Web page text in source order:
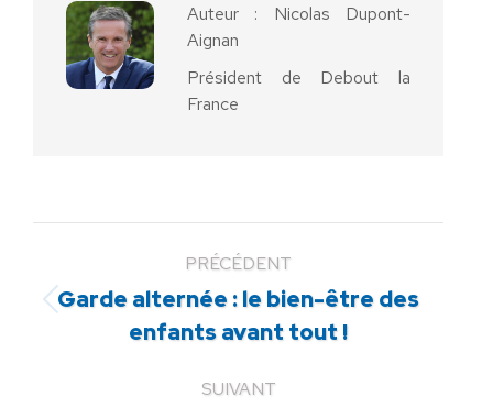
Auteur : Nicolas Dupont-
Aignan
Président de Debout la
France
PRÉCÉDENT
Article
précédent
Garde alternée : le bien-être des
enfants avant tout !
SUIVANT